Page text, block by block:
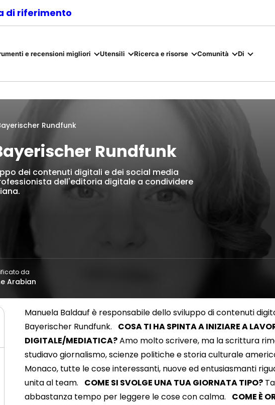
di riferimento
e recensioni migliori Utensili Ricerca e risorse Comunità Di
Rundfunk
Rundfunk
dei contenuti digitali e dei social media
dell'editoria digitale a condividere
da
Arabian
Manuela Baldauf è responsabile dello sviluppo di contenuti
Bayerischer Rundfunk. COSA TI HA SPINTA A INIZIARE A
DIGITALE/MEDIATICA?Amo molto scrivere, ma la scrittura
studiavo giornalismo, scienze politiche e storia culturale
Monaco, tutte le cose interessanti, nuove ed entusiasmanti
unita al team. COME SI SVOLGE UNA TUA GIORNATA TIPO?
abbastanza tempo per leggere le cose con calma. COME È